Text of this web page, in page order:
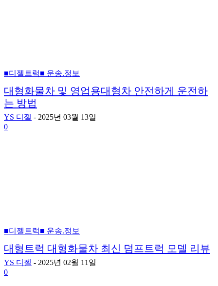
■디젤트럭■ 운송.정보
대형화물차 및 영업용대형차 안전하게 운전하
는 방법
YS 디젤 - 2025년 03월 13일
0
■디젤트럭■ 운송.정보
대형트럭 대형화물차 최신 덤프트럭 모델 리뷰
YS 디젤 - 2025년 02월 11일
0